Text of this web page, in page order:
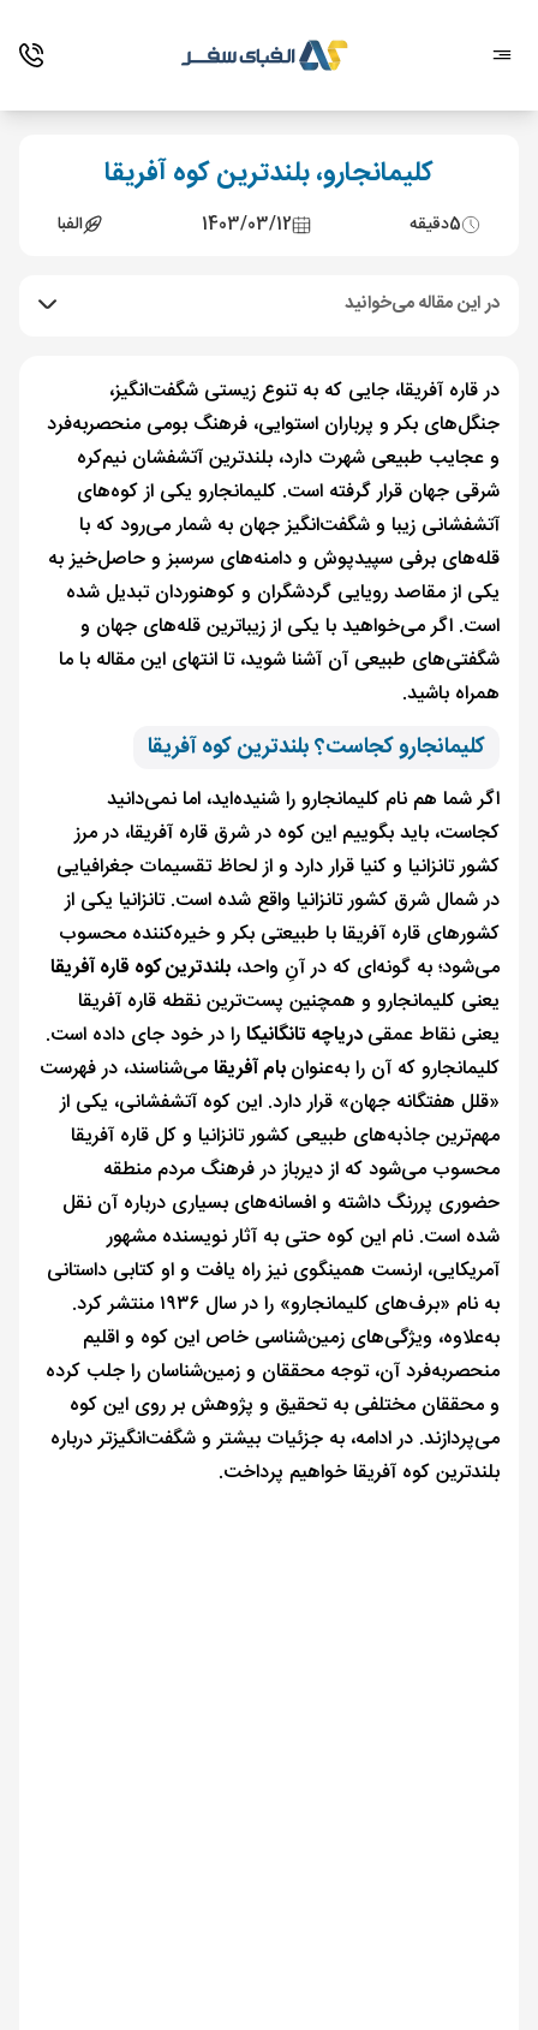
کلیمانجارو، بلندترین کوه آفریقا
5دقیقه 1403/03/12 الفبا
در این مقاله می‌خوانید
در قاره آفریقا، جایی که به تنوع زیستی شگفت‌انگیز،
جنگل‌های بکر و پرباران استوایی، فرهنگ بومی منحصر‌به‌فرد
و عجایب طبیعی شهرت دارد، بلندترین آتشفشان نیم‌کره
شرقی جهان قرار گرفته است. کلیمانجارو یکی از کوه‌های
آتشفشانی زیبا و شگفت‌انگیز جهان به شمار می‌رود که با
قله‌های برفی سپیدپوش و دامنه‌های سرسبز و حاصل‌خیز به
یکی از مقاصد رویایی گردشگران و کوهنوردان تبدیل شده
است. اگر می‌خواهید با یکی از زیباترین قله‌های جهان و
شگفتی‌های طبیعی آن آشنا شوید، تا انتهای این مقاله با ما
همراه باشید.
کلیمانجارو کجاست؟ بلندترین کوه آفریقا
اگر شما هم نام کلیمانجارو را شنیده‌اید، اما نمی‌دانید
کجاست، باید بگوییم این کوه در شرق قاره آفریقا، در مرز
کشور تانزانیا و کنیا قرار دارد و از لحاظ تقسیمات جغرافیایی
در شمال شرق کشور تانزانیا واقع شده است. تانزانیا یکی از
کشورهای قاره آفریقا با طبیعتی بکر و خیره‌کننده محسوب
می‌شود؛ به گونه‌ای که در آنِ واحد، بلندترین کوه قاره آفریقا
یعنی کلیمانجارو و همچنین پست‌ترین نقطه قاره آفریقا
یعنی نقاط عمقیدریاچه تانگانیکارا در خود جای داده است.
کلیمانجارو که آن را به‌عنوانبام آفریقامی‌شناسند، در فهرست
«قلل هفتگانه جهان» قرار دارد. این کوه آتشفشانی، یکی از
مهم‌ترین جاذبه‌های طبیعی کشور تانزانیا و کل قاره آفریقا
محسوب می‌شود که از دیرباز در فرهنگ مردم منطقه
حضوری پررنگ داشته و افسانه‌های بسیاری درباره آن نقل
شده است. نام این کوه حتی به آثار نویسنده مشهور
آمریکایی، ارنست همینگوی نیز راه یافت و او کتابی داستانی
به نام «برف‌های کلیمانجارو» را در سال ۱۹۳۶ منتشر کرد.
به‌علاوه، ویژگی‌های زمین‌شناسی خاص این کوه و اقلیم
منحصربه‌فرد آن، توجه محققان و زمین‌شناسان را جلب کرده
و محققان مختلفی به تحقیق و پژوهش بر روی این کوه
می‌پردازند. در ادامه، به جزئیات بیشتر و شگفت‌انگیزتر درباره
بلندترین کوه آفریقا خواهیم پرداخت.